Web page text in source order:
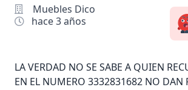
Muebles Dico
hace 3 años
LA VERDAD NO SE SABE A QUIEN
EN EL NUMERO 3332831682 NO DAN